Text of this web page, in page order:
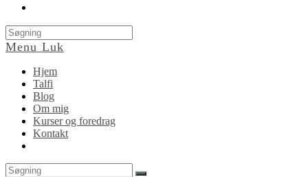
Search
this
website
Menu Luk
Hjem
Talfi
Blog
Om mig
Kurser og foredrag
Kontakt